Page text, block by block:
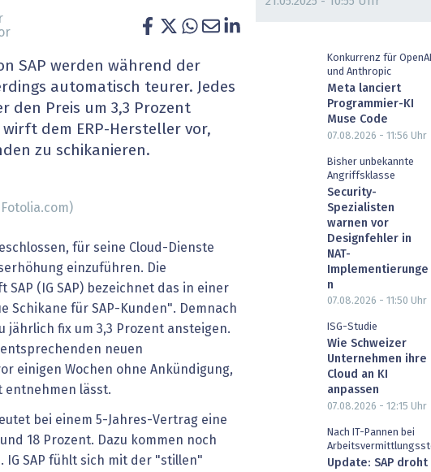
Gesundheit wird digital
Blockchain
EU-DSGVO
XaaS, Managed Services & Co.
» alle Dossiers
IT for Health
Artificial Intelligence
Finance 2030
Fintech & Insurtech
Professional AV & Digital Signage
SAP werden während der
automatisch teurer. Jedes
den Preis um 3,3 Prozent
wirft dem ERP-Hersteller vor,
zu schikanieren.
für seine Cloud-Dienste
einzuführen. Die
SAP (IG SAP) bezeichnet das in einer
Schikane für SAP-Kunden". Demnach
jährlich fix um 3,3 Prozent ansteigen.
neuen
einigen Wochen ohne Ankündigung,
entnehmen lässt.
bei einem 5-Jahres-Vertrag eine
18 Prozent. Dazu kommen noch
IG SAP fühlt sich mit der "stillen"
Konkurrenz für OpenAI
und Anthropic
Meta lanciert
Programmier-KI
Muse Code
07.08.2026 - 11:56 Uhr
Bisher unbekannte
Angriffsklasse
Security-
Spezialisten
warnen vor
Designfehler in
NAT-
Implementierunge
n
07.08.2026 - 11:50 Uhr
ISG-Studie
Wie Schweizer
Unternehmen ihre
Cloud an KI
anpassen
07.08.2026 - 12:15 Uhr
Nach IT-Pannen bei
Update: SAP droht